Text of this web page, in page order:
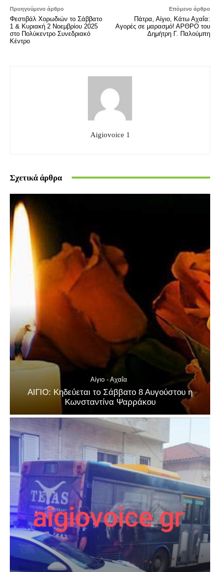
Προηγούμενο άρθρο
Φεστιβάλ Χορωδιών το Σάββατο
1 & Κυριακή 2 Νοεμβρίου 2025
στο Πολύκεντρο Συνεδριακό
Κέντρο
Επόμενο άρθρο
Πάτρα, Αίγιο, Κάτω Αχαΐα:
Αγορές σε μαρασμό! ΑΡΘΡΟ του
Δημήτρη Γ. Παλούμπη
Aigiovoice 1
Σχετικά άρθρα
Αίγιο - Αχαΐα
ΑΙΓΙΟ: Κηδεύεται το Σάββατο 8 Αυγούστου η
Κωνσταντίνα Ψαρράκου